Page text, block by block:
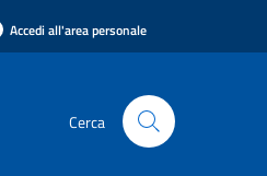
Accedi all'area personale
Cerca